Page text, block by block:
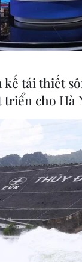
#Chương trình
#Nhà nước pháp
6
kế tái thiết
cho Hà